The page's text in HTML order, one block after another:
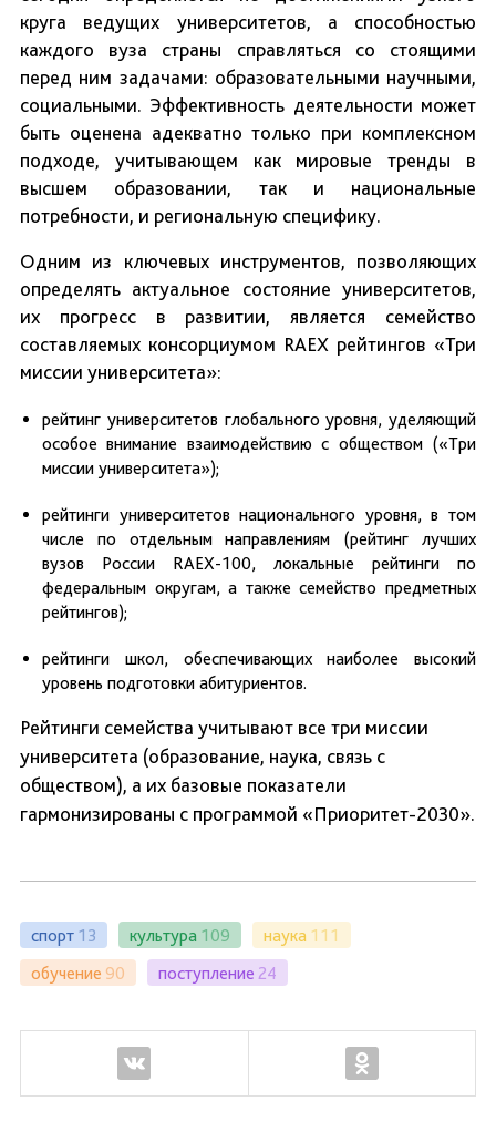
круга ведущих университетов, а способностью
каждого вуза страны справляться со стоящими
перед ним задачами: образовательными научными,
социальными. Эффективность деятельности может
быть оценена адекватно только при комплексном
подходе, учитывающем как мировые тренды в
высшем образовании, так и национальные
потребности, и региональную специфику.
Одним из ключевых инструментов, позволяющих
определять актуальное состояние университетов,
их прогресс в развитии, является семейство
составляемых консорциумом RAEX рейтингов «Три
миссии университета»:
рейтинг университетов глобального уровня, уделяющий
особое внимание взаимодействию с обществом («Три
миссии университета»);
рейтинги университетов национального уровня, в том
числе по отдельным направлениям (рейтинг лучших
вузов России RAEX-100, локальные рейтинги по
федеральным округам, а также семейство предметных
рейтингов);
рейтинги школ, обеспечивающих наиболее высокий
уровень подготовки абитуриентов.
Рейтинги семейства учитывают все три миссии
университета (образование, наука, связь с
обществом), а их базовые показатели
гармонизированы с программой «Приоритет-2030».
спорт 13 культура 109 наука 111
обучение 90 поступление 24